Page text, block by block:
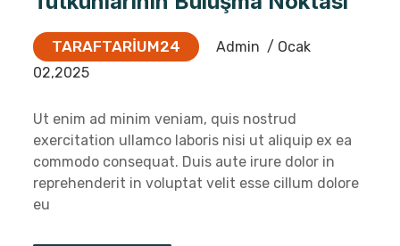
TARAFTARIUM24 Admin / Ocak
02,2025
Ut enim ad minim veniam, quis nostrud
exercitation ullamco laboris nisi ut aliquip ex ea
commodo consequat. Duis aute irure dolor in
reprehenderit in voluptat velit esse cillum dolore
eu